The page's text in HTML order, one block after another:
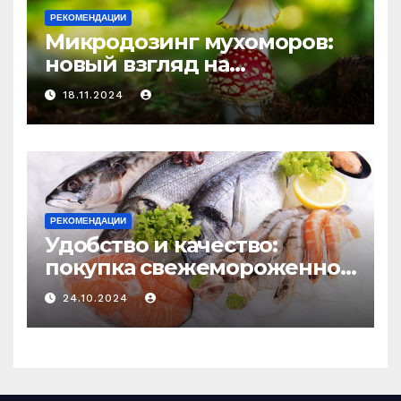
РЕКОМЕНДАЦИИ
Микродозинг мухоморов:
новый взгляд на
психоделику
18.11.2024
РЕКОМЕНДАЦИИ
Удобство и качество:
покупка свежемороженной
рыбы онлайн
24.10.2024